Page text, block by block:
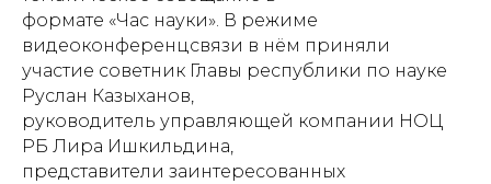
формате «Час науки». В режиме
видеоконференцсвязи в нём приняли
участие советник Главы республики по науке
Руслан Казыханов,
руководитель управляющей компании НОЦ
РБ Лира Ишкильдина,
представители заинтересованных